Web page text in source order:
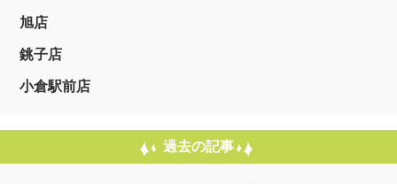
旭店
銚子店
小倉駅前店
過去の記事